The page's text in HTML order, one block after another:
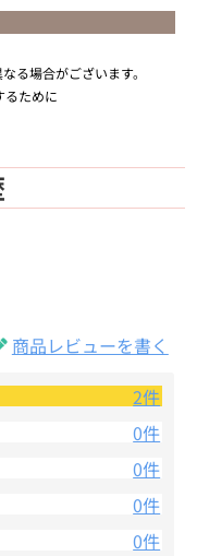
る場合がございます。
るために
商品レビューを書く
2件
0件
0件
0件
0件